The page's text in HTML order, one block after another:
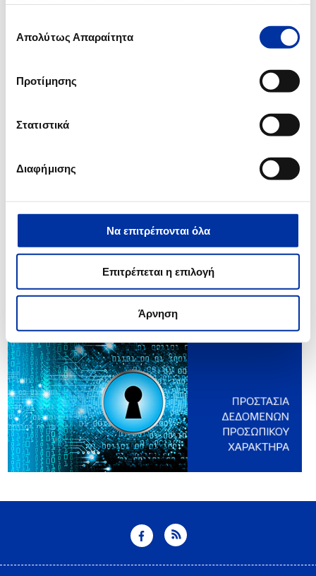
των υπηρεσιών τους.
συγκατάθεσης
Απολύτως Απαραίτητα
Προτίμησης
Στατιστικά
Διαφήμισης
Να επιτρέπονται όλα
Επιτρέπεται η επιλογή
Άρνηση